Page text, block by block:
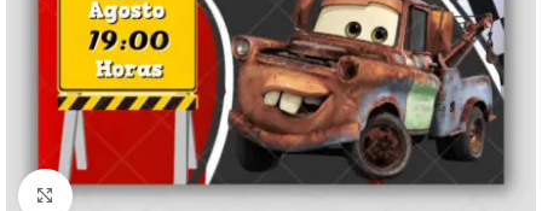
Clique para ampliar